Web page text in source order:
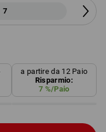
7
a partire da 12 Paio
Risparmio:
7 %/Paio